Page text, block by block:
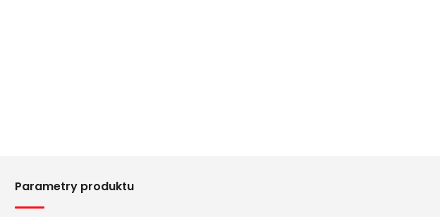
Parametry produktu